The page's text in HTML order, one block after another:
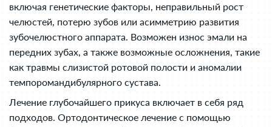
включая генетические факторы, неправильный рост
челюстей, потерю зубов или асимметрию развития
зубочелюстного аппарата. Возможен износ эмали на
передних зубах, а также возможные осложнения, такие
как травмы слизистой ротовой полости и аномалии
темпоромандибулярного сустава.
Лечение глубочайшего прикуса включает в себя ряд
подходов. Ортодонтическое лечение с помощью